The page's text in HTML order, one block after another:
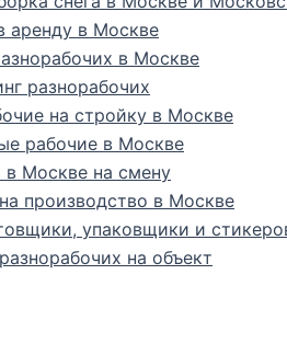
аренду в Москве
в Москве
разнорабочих
на стройку в Москве
рабочие в Москве
в Москве на смену
производство в Москве
упаковщики и
на объект